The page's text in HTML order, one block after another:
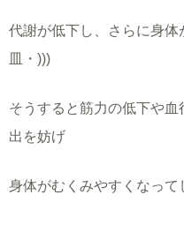
代謝が低下し、さらに身体
皿・)))
そうすると筋力の低下や
出を妨げ
身体がむくみやすくなって